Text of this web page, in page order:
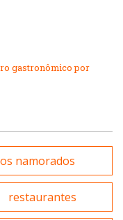
Mar
gastronômico por
namorados
restaurantes